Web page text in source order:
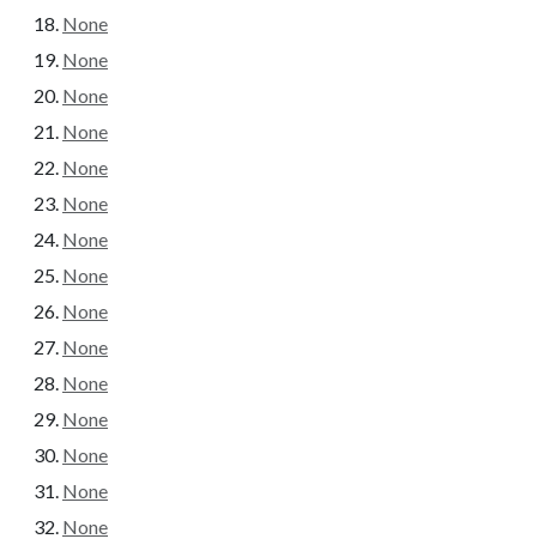
None
None
None
None
None
None
None
None
None
None
None
None
None
None
None